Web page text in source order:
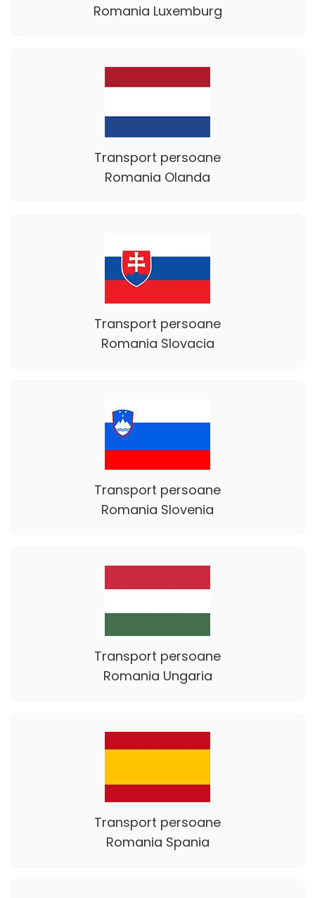
Romania Luxemburg
Transport persoane
Romania Olanda
Transport persoane
Romania Slovacia
Transport persoane
Romania Slovenia
Transport persoane
Romania Ungaria
Transport persoane
Romania Spania